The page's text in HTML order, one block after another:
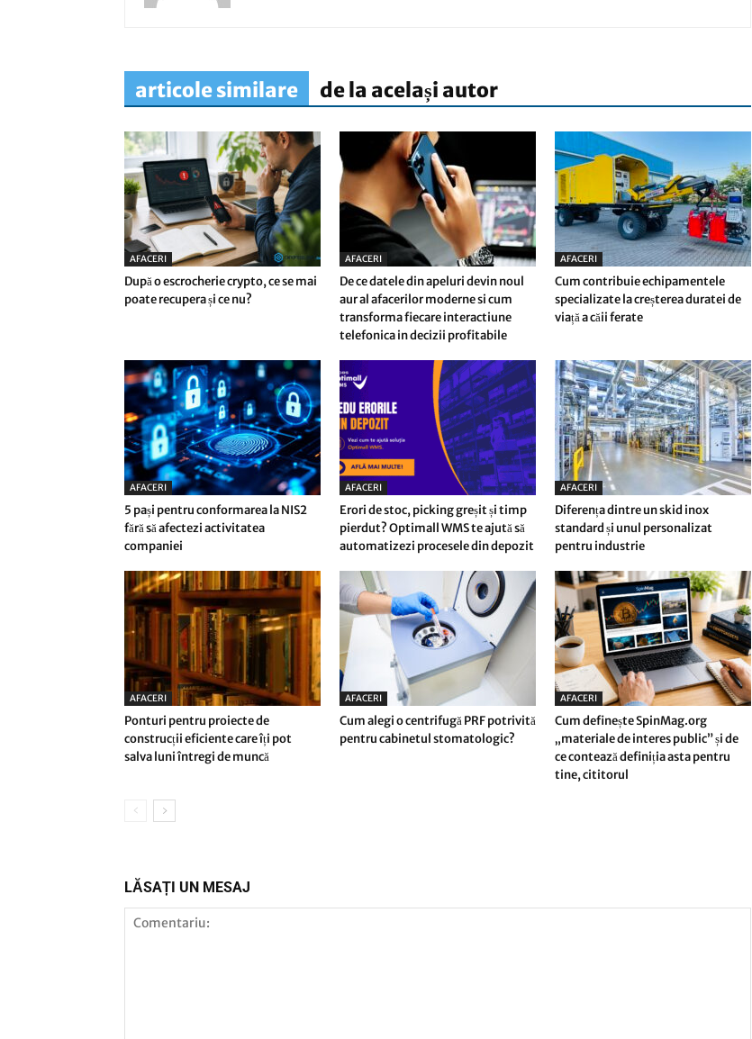
articole similare de la același autor
AFACERI
După o escrocherie crypto, ce se mai
poate recupera și ce nu?
AFACERI
De ce datele din apeluri devin noul
aur al afacerilor moderne si cum
transforma fiecare interactiune
telefonica in decizii profitabile
AFACERI
Cum contribuie echipamentele
specializate la creșterea duratei de
viață a căii ferate
AFACERI
5 pași pentru conformarea la NIS2
fără să afectezi activitatea
companiei
AFACERI
Erori de stoc, picking greșit și timp
pierdut? Optimall WMS te ajută să
automatizezi procesele din depozit
AFACERI
Diferența dintre un skid inox
standard și unul personalizat
pentru industrie
AFACERI
Ponturi pentru proiecte de
construcții eficiente care îți pot
salva luni întregi de muncă
AFACERI
Cum alegi o centrifugă PRF potrivită
pentru cabinetul stomatologic?
AFACERI
Cum definește SpinMag.org
„materiale de interes public” și de
ce contează definiția asta pentru
tine, cititorul
LĂSAȚI UN MESAJ